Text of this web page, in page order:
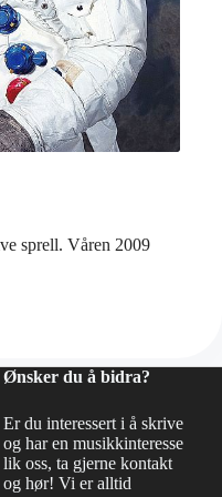
sprell. Våren 2009
Ønsker du å bidra?
Er du interessert i å skrive
og har en musikkinteresse
lik oss, ta gjerne kontakt
og hør! Vi er alltid